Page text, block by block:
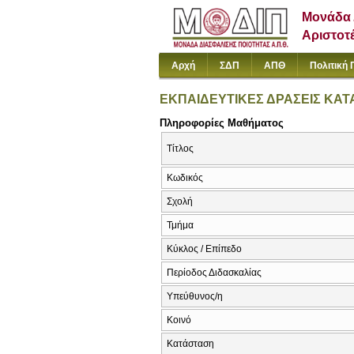
Μονάδα
Αρχή ΣΔΠ ΑΠΘ Πολιτική
ΕΚΠΑΙΔΕΥΤΙΚΕΣ ΔΡΑΣΕΙΣ
Πληροφορίες Μαθήματος
Τίτλος
Κωδικός
Σχολή
Τμήμα
Κύκλος / Επίπεδο
Περίοδος Διδασκαλίας
Υπεύθυνος/η
Κοινό
Κατάσταση